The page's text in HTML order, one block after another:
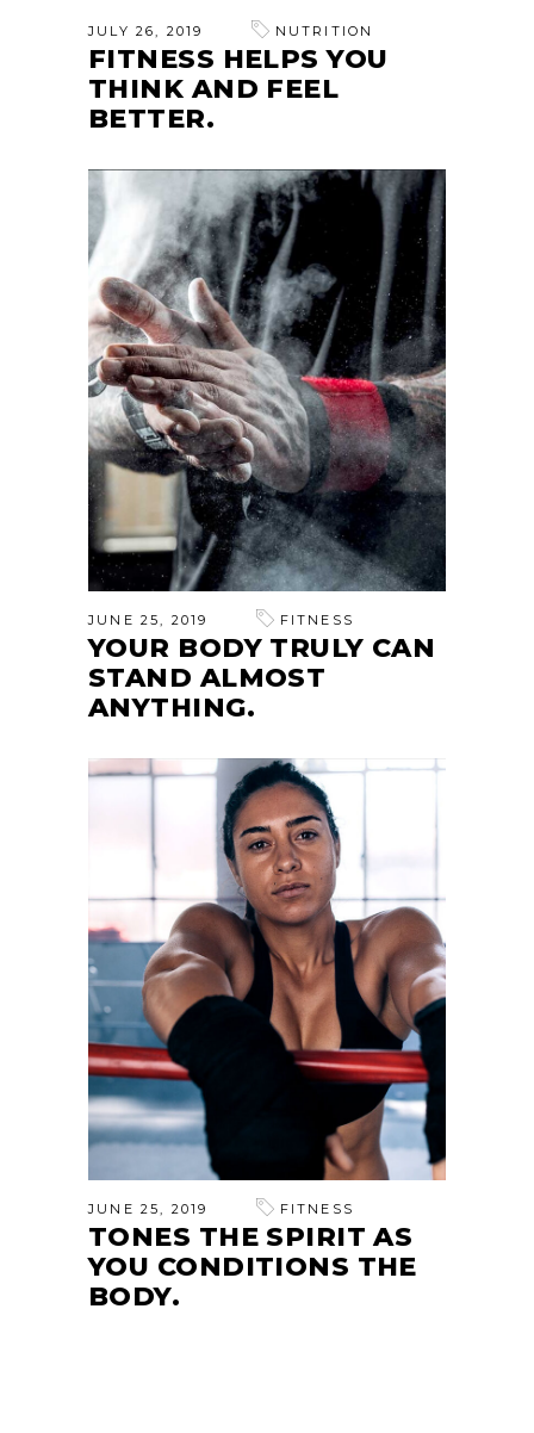
JULY 26, 2019 NUTRITION
FITNESS HELPS YOU
THINK AND FEEL
BETTER.
JUNE 25, 2019 FITNESS
YOUR BODY TRULY CAN
STAND ALMOST
ANYTHING.
JUNE 25, 2019 FITNESS
TONES THE SPIRIT AS
YOU CONDITIONS THE
BODY.